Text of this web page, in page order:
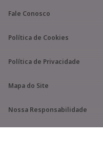
Fale Conosco
Política de Cookies
Política de Privacidade
Mapa do Site
Nossa Responsabilidade